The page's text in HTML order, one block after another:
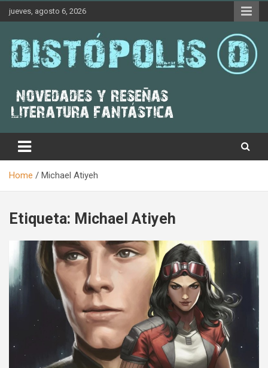
jueves, agosto 6, 2026
Distópolis
Home Michael Atiyeh
Etiqueta: Michael Atiyeh